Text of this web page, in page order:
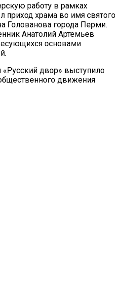
работу в рамках
приход храма во имя святого
Голованова города Перми.
Анатолий Артемьев
основами
двор» выступило
движения